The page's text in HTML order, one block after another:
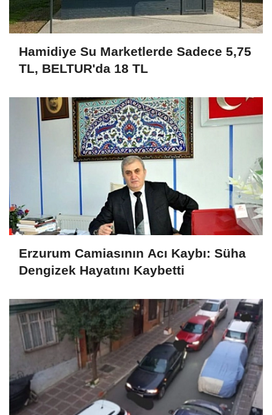
Hamidiye Su Marketlerde Sadece 5,75
TL, BELTUR'da 18 TL
Erzurum Camiasının Acı Kaybı: Süha
Dengizek Hayatını Kaybetti